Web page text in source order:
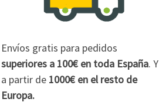
Envíos gratis para pedidos
superiores a 100€ en toda España. Y
a partir de 1000€ en el resto de
Europa.